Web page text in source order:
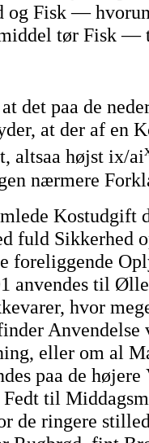
og Fisk —
tør Fisk —
det paa de
at der af en
altsaa højst ix/ai
nærmere
Kostudgift
fuld Sikkerhed
foreliggende
anvendes til
hvor
Anvendelse
eller om al
paa de højere
til
de ringere